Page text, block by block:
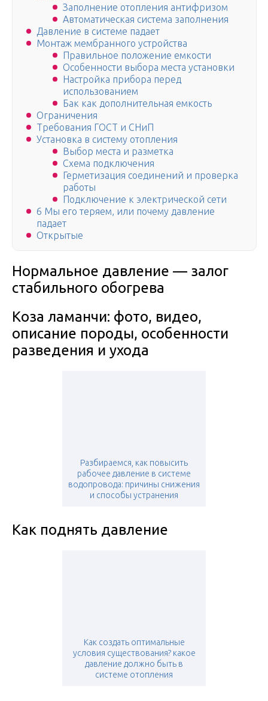
Заполнение отопления антифризом
Автоматическая система заполнения
Давление в системе падает
Монтаж мембранного устройства
Правильное положение емкости
Особенности выбора места установки
Настройка прибора перед
использованием
Бак как дополнительная емкость
Ограничения
Требования ГОСТ и СНиП
Установка в систему отопления
Выбор места и разметка
Схема подключения
Герметизация соединений и проверка
работы
Подключение к электрической сети
6 Мы его теряем, или почему давление
падает
Открытые
Нормальное давление — залог
стабильного обогрева
Коза ламанчи: фото, видео,
описание породы, особенности
разведения и ухода
Разбираемся, как повысить
рабочее давление в системе
водопровода: причины снижения
и способы устранения
Как поднять давление
Как создать оптимальные
условия существования? какое
давление должно быть в
системе отопления